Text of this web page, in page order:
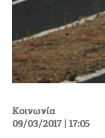
Κοινωνία
09/03/2017 | 17:05